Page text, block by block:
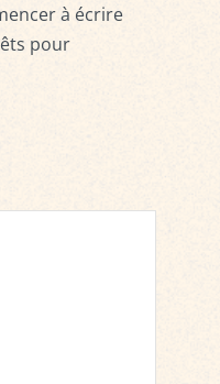
à écrire
pour